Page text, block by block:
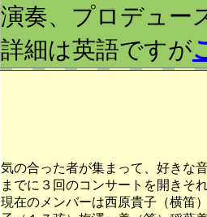
演奏、プロデュー
詳細は英語ですが
気の合った者が集まって、好きな
までに３回のコンサートを開きそ
現在のメンバーは西原貴子（横笛